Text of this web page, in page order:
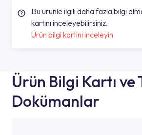
Bu ürünle ilgili daha fazla bilgi
kartını inceleyebilirsiniz.
Ürün bilgi kartını inceleyin
Ürün Bilgi Kartı ve
Dokümanlar